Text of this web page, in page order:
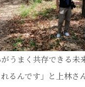
がうまく共存できる未
るんです」と上林さ